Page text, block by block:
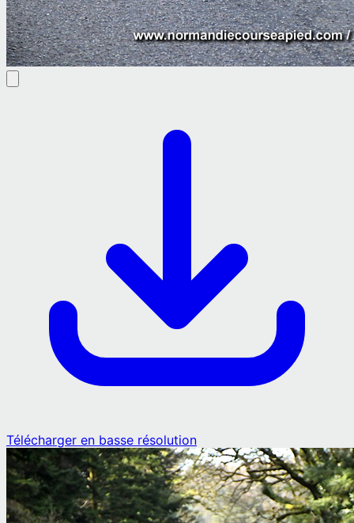
Télécharger en basse résolution